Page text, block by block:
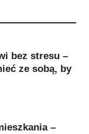
bez stresu –
ze sobą, by
–